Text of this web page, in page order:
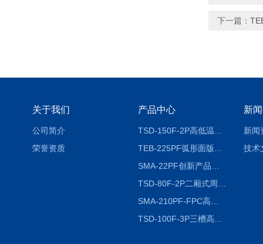
下一篇：
关于我们
公司简介
荣誉资质
产品中心 新
新闻
技术